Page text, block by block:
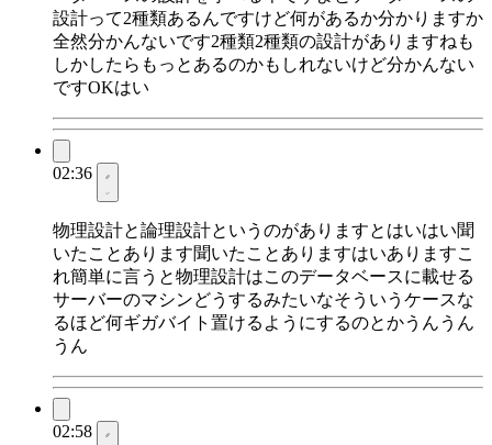
設計って2種類あるんですけど何があるか分かりますか
全然分かんないです2種類2種類の設計がありますねも
しかしたらもっとあるのかもしれないけど分かんない
ですOKはい
02:36
物理設計と論理設計というのがありますとはいはい聞
いたことあります聞いたことありますはいありますこ
れ簡単に言うと物理設計はこのデータベースに載せる
サーバーのマシンどうするみたいなそういうケースな
るほど何ギガバイト置けるようにするのとかうんうん
うん
02:58